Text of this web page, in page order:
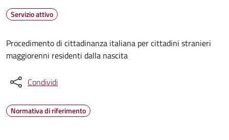
Servizio attivo
Procedimento di cittadinanza italiana per cittadini stranieri
maggiorenni residenti dalla nascita
Condividi
Normativa di riferimento